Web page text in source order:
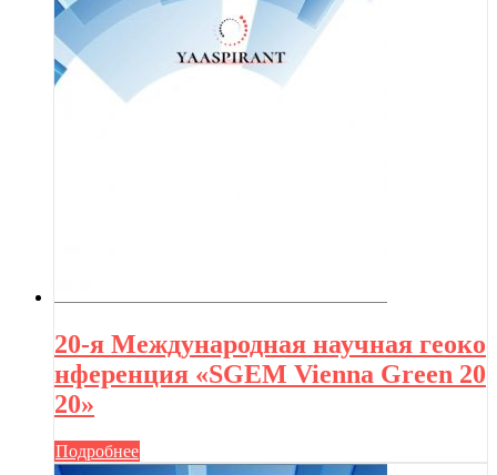
20-я Международная научная геоко
нференция «SGEM Vienna Green 20
20»
Подробнее